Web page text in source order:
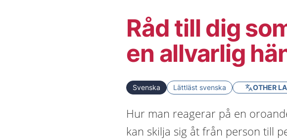
Råd till dig
en allvarlig
Svenska Lättläst svenska OTHER
Hur man reagerar på en
kan skilja sig åt från person till